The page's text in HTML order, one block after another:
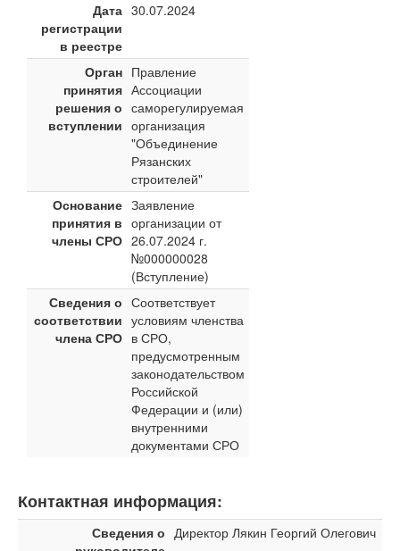
Дата
регистрации
в реестре
30.07.2024
Орган
принятия
решения о
вступлении
Правление
Ассоциации
саморегулируемая
организация
"Объединение
Рязанских
строителей"
Основание
принятия в
члены СРО
Заявление
организации от
26.07.2024 г.
№000000028
(Вступление)
Сведения о
соответствии
члена СРО
Соответствует
условиям членства
в СРО,
предусмотренным
законодательством
Российской
Федерации и (или)
внутренними
документами СРО
Контактная информация:
Сведения о Директор Лякин Георгий Олегович